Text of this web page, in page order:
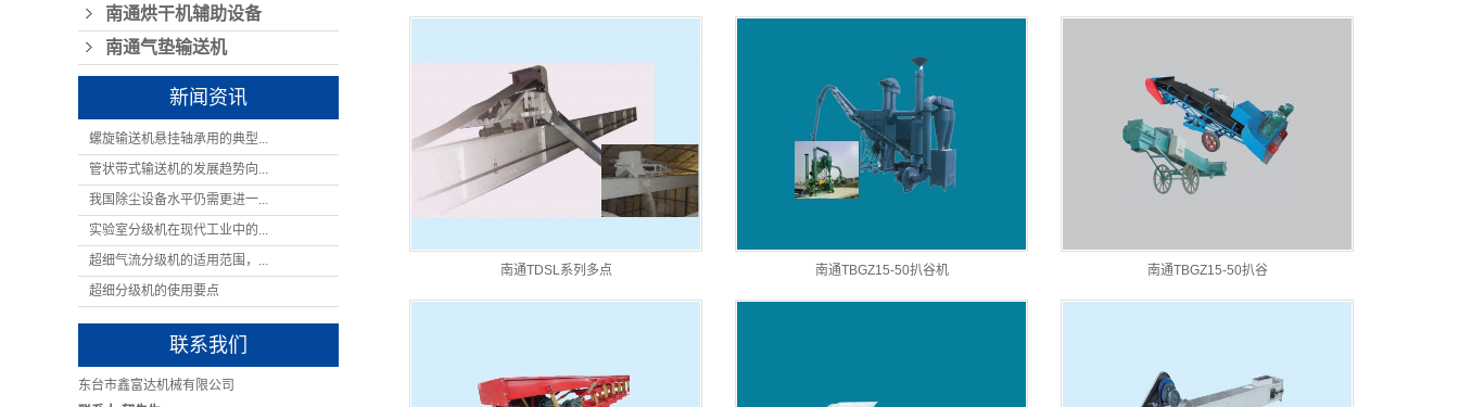
南通烘干机辅助设备
南通气垫输送机
新闻资讯
螺旋输送机悬挂轴承用的典型...
管状带式输送机的发展趋势向...
我国除尘设备水平仍需更进一...
实验室分级机在现代工业中的...
超细气流分级机的适用范围，...
超细分级机的使用要点
联系我们
东台市鑫富达机械有限公司
南通TDSL系列多点 南通TBGZ15-50扒谷机 南通TBGZ15-50扒谷